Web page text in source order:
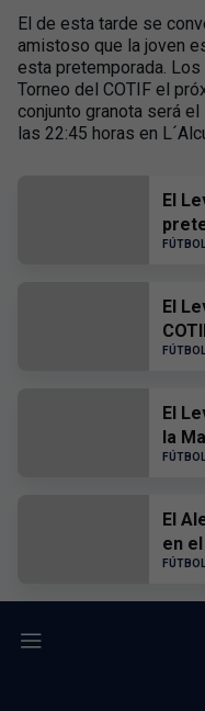
El de esta tarde se
amistoso que la joven
esta pretemporada. Los
Torneo del COTIF el
conjunto granota será
las 22:45 horas en
El
CF
El
El
la
sub-
El
en